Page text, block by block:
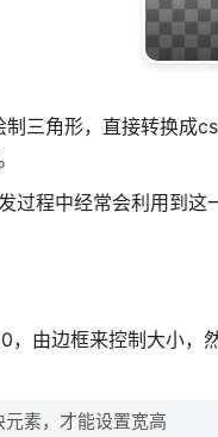
三角形，直接转换成
过程中经常会利用到这
，由边框来控制大小，
素，才能设置宽高